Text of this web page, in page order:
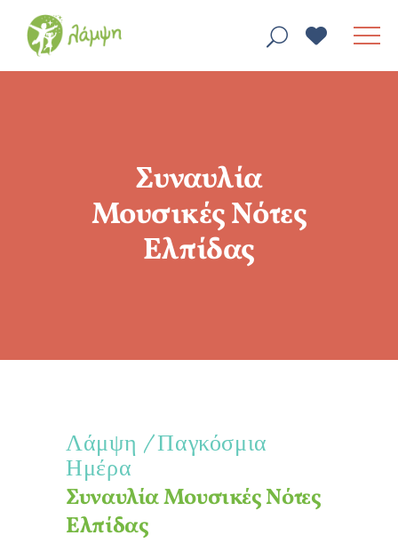
Συναυλία
Μουσικές Νότες
Ελπίδας
Λάμψη
Παγκόσμια
Ημέρα
Συναυλία Μουσικές Νότες
Ελπίδας